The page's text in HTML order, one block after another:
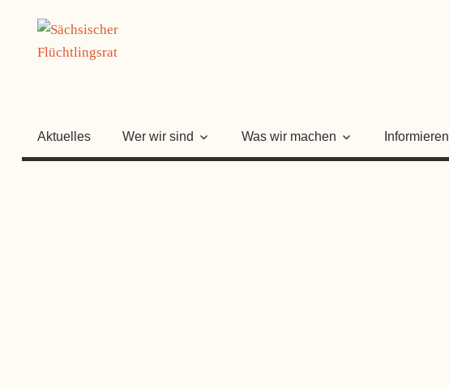
springen
Aktuelles Wer wir sind Was wir machen Informieren